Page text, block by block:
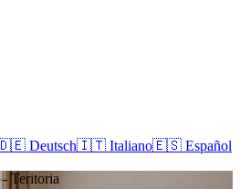
Deutsch🇮🇹 Italiano🇪🇸 Español
- Teritoria